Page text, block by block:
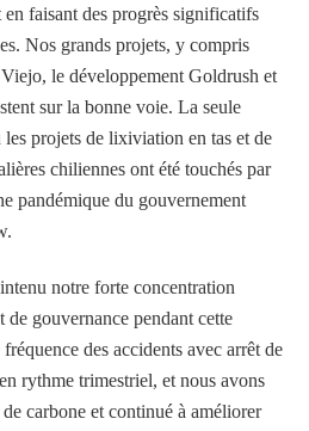
faisant des progrès significatifs
Nos grands projets, y compris
le développement Goldrush et
sur la bonne voie. La seule
projets de lixiviation en tas et de
chiliennes ont été touchés par
pandémique du gouvernement
notre forte concentration
de gouvernance pendant cette
des accidents avec arrêt de
rythme trimestriel, et nous avons
carbone et continué à améliorer